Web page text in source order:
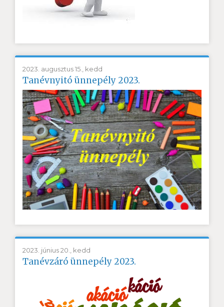
2023. augusztus 15., kedd
Tanévnyitó ünnepély 2023.
2023. június 20., kedd
Tanévzáró ünnepély 2023.